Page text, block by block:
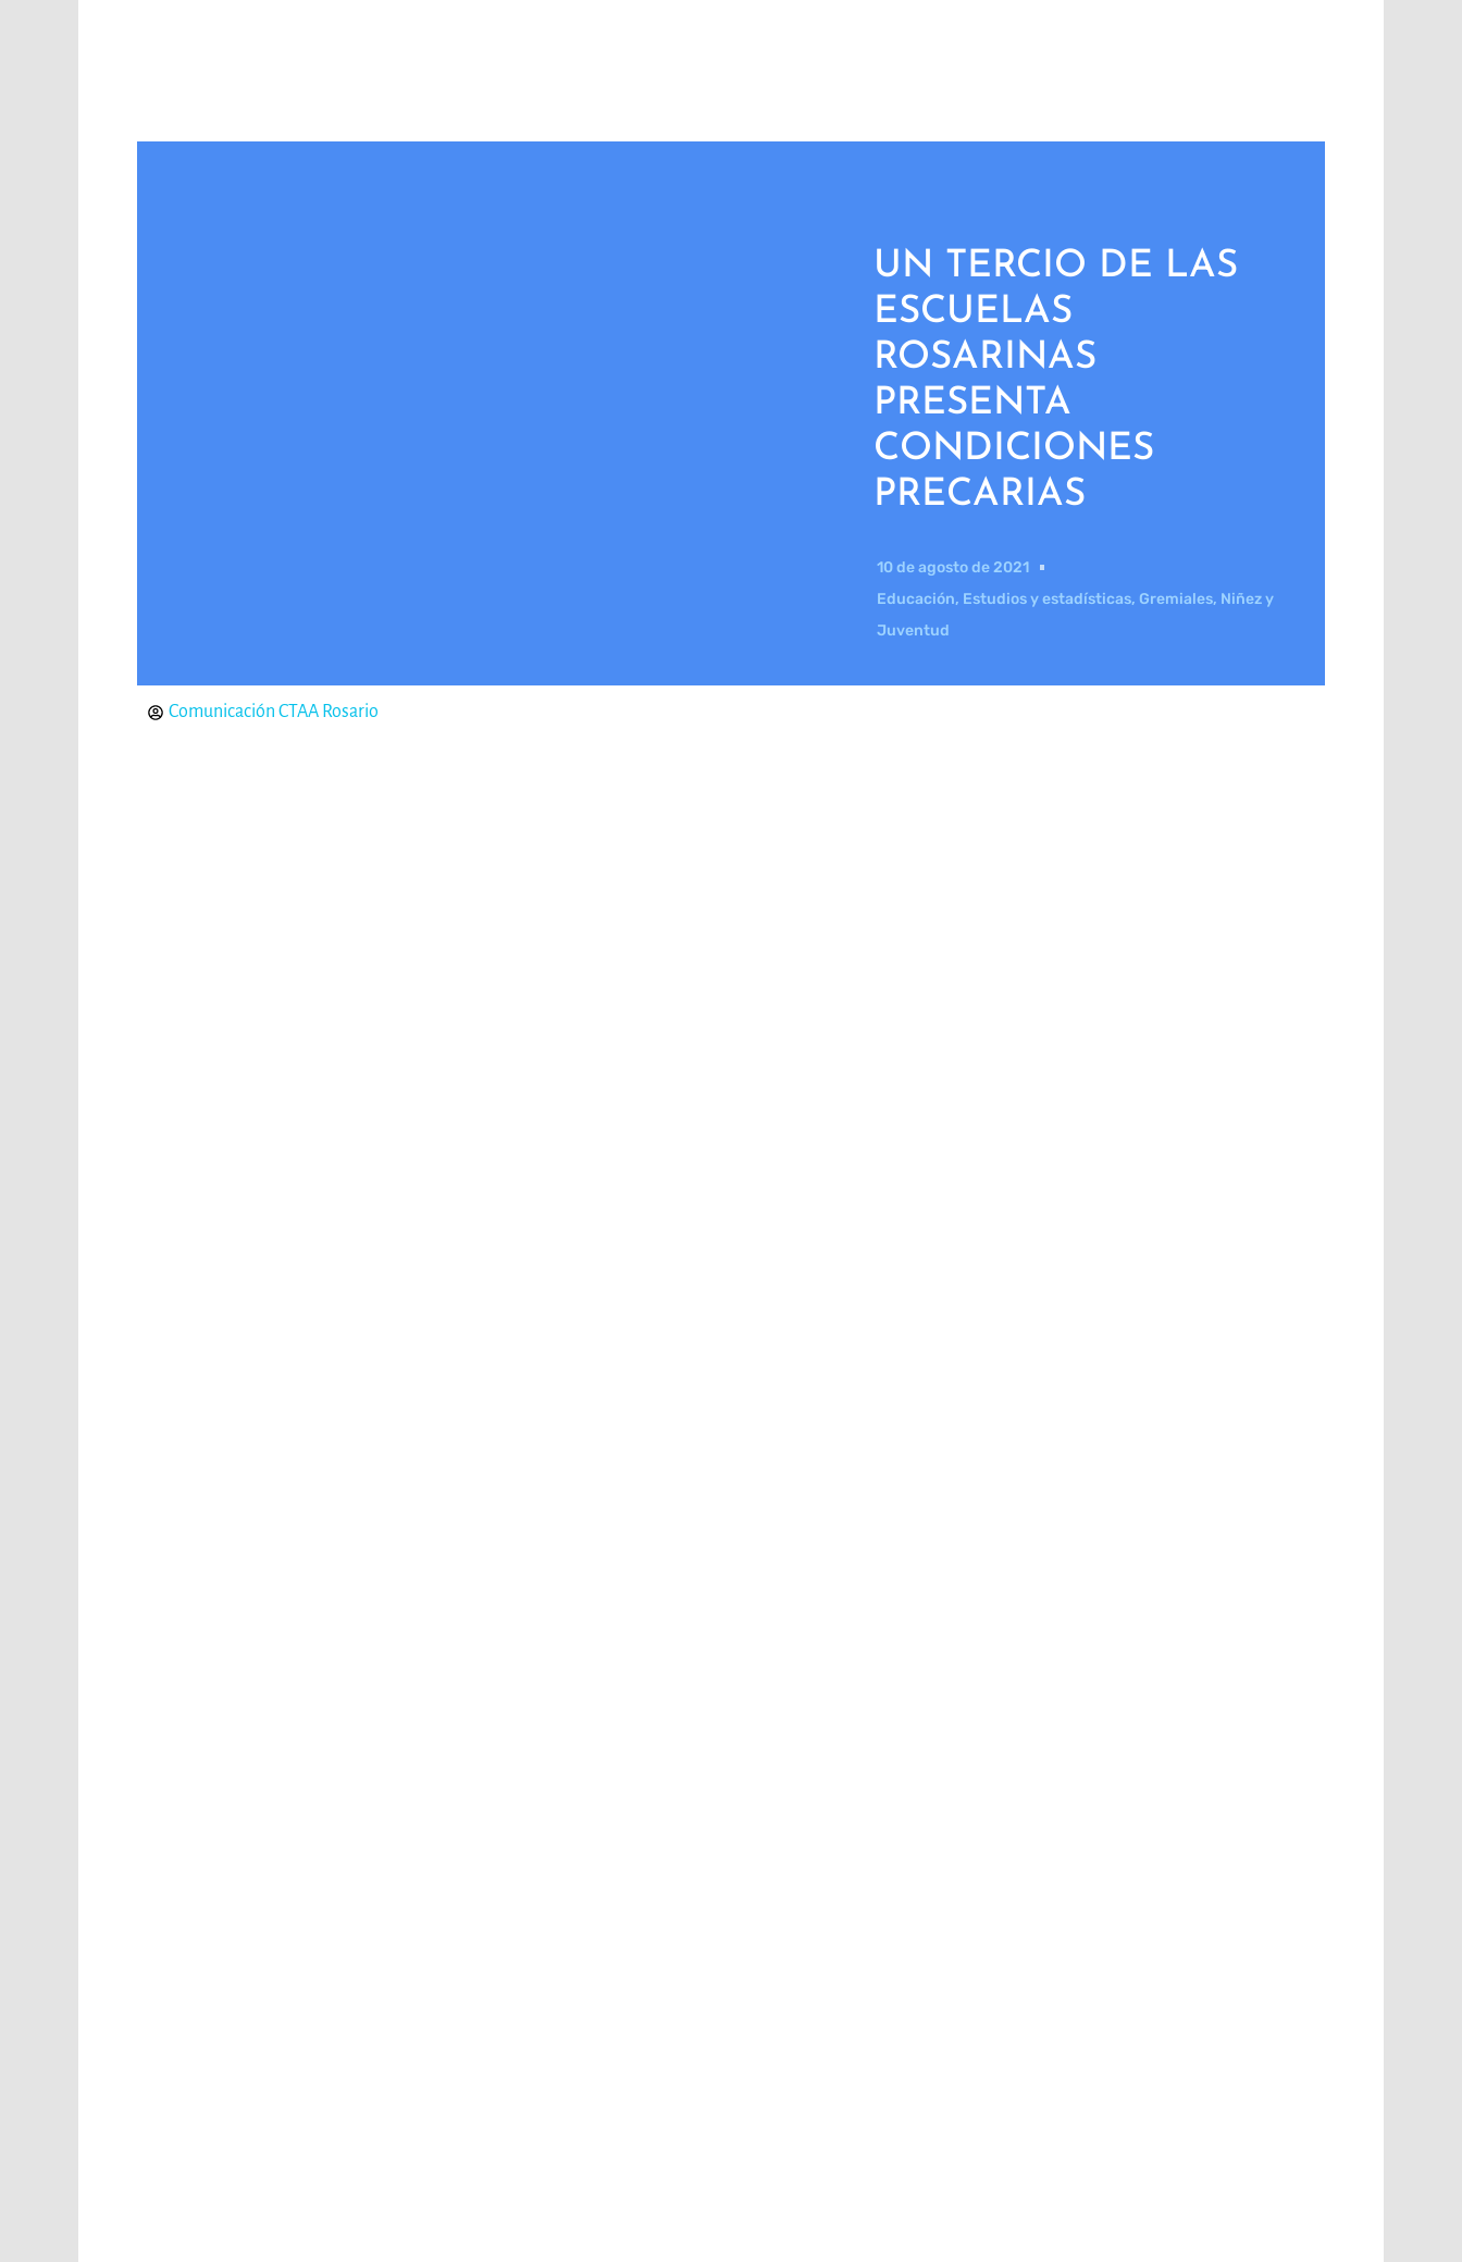
UN TERCIO DE LAS
ESCUELAS
ROSARINAS
PRESENTA
CONDICIONES
PRECARIAS
10 de agosto de 2021
Educación, Estudios y estadísticas, Gremiales, Niñez y
Juventud
Comunicación CTAA Rosario